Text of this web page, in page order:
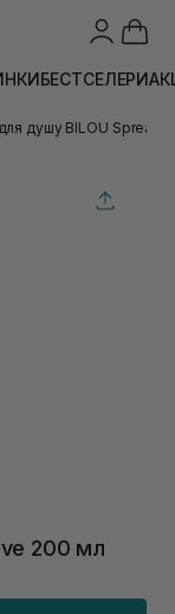
БЕСТСЕЛЕРИ
душу BILOU Spread
200 мл